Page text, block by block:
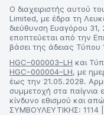
Ο διαχειριστής αυτού
Limited, με έδρα τη
διεύθυνση Ευαγόρου
εποπτεύεται από την
βάσει της άδειας Τύπου
HGC–000003–LH και
HGC–000004–LH, με
έως την 21.05.2028.
συμμετοχή στα παίγνια
κίνδυνο εθισμού και
ΣΥΜΒΟΥΛΕΥΤΙΚΗΣ: 1114 |